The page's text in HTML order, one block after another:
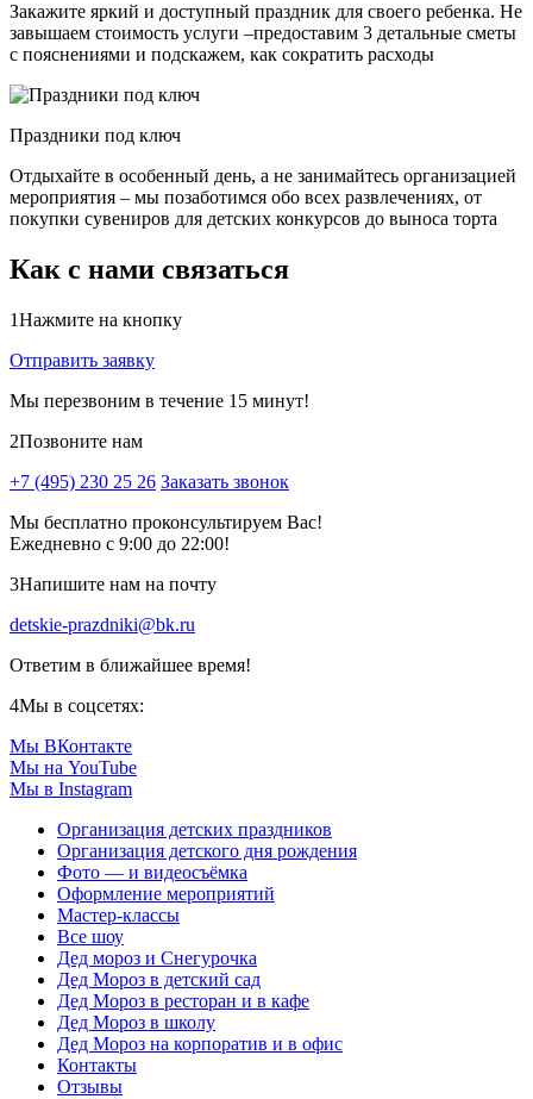
Закажите яркий и доступный праздник для своего ребенка. Не
завышаем стоимость услуги –предоставим 3 детальные сметы
с пояснениями и подскажем, как сократить расходы
Праздники под ключ
Отдыхайте в особенный день, а не занимайтесь организацией
мероприятия – мы позаботимся обо всех развлечениях, от
покупки сувениров для детских конкурсов до выноса торта
Как с нами связаться
1Нажмите на кнопку
Отправить заявку
Мы перезвоним в течение 15 минут!
2Позвоните нам
+7 (495) 230 25 26 Заказать звонок
Мы бесплатно проконсультируем Вас!
Ежедневно с 9:00 до 22:00!
3Напишите нам на почту
detskie-prazdniki@bk.ru
Ответим в ближайшее время!
4Мы в соцсетях:
Мы ВКонтакте
Мы на YouTube
Мы в Instagram
Организация детских праздников
Организация детского дня рождения
Фото — и видеосъёмка
Оформление мероприятий
Мастер-классы
Все шоу
Дед мороз и Снегурочка
Дед Мороз в детский сад
Дед Мороз в ресторан и в кафе
Дед Мороз в школу
Дед Мороз на корпоратив и в офис
Контакты
Отзывы